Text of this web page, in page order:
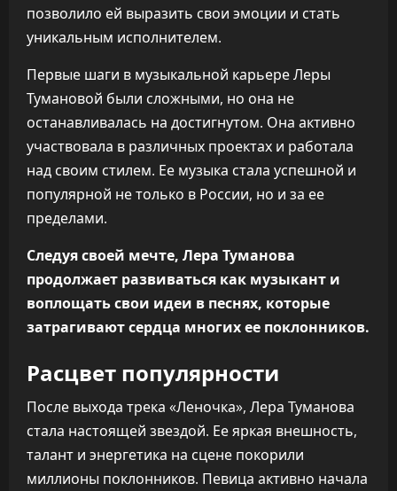
позволило ей выразить свои эмоции и стать
уникальным исполнителем.
Первые шаги в музыкальной карьере Леры
Тумановой были сложными, но она не
останавливалась на достигнутом. Она активно
участвовала в различных проектах и работала
над своим стилем. Ее музыка стала успешной и
популярной не только в России, но и за ее
пределами.
Следуя своей мечте, Лера Туманова
продолжает развиваться как музыкант и
воплощать свои идеи в песнях, которые
затрагивают сердца многих ее поклонников.
Расцвет популярности
После выхода трека «Леночка», Лера Туманова
стала настоящей звездой. Ее яркая внешность,
талант и энергетика на сцене покорили
миллионы поклонников. Певица активно начала